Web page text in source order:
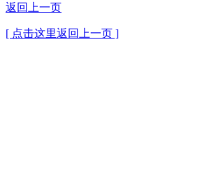
返回上一页
[ 点击这里返回上一页 ]